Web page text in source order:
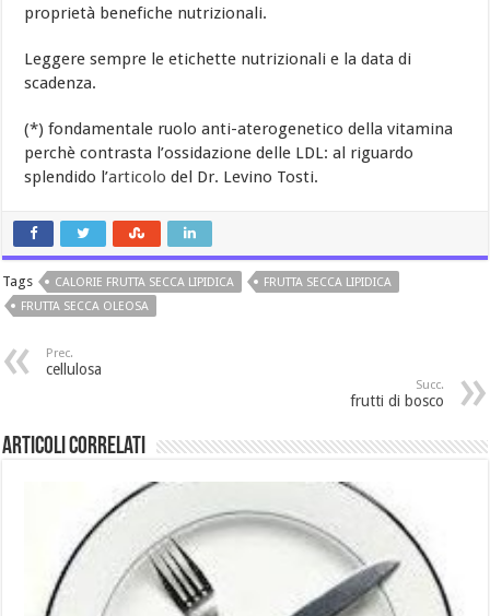
proprietà benefiche nutrizionali.
Leggere sempre le etichette nutrizionali e la data di
scadenza.
(*) fondamentale ruolo anti-aterogenetico della vitamina
perchè contrasta l’ossidazione delle LDL: al riguardo
splendido l’articolo del Dr. Levino Tosti.
Tags CALORIE FRUTTA SECCA LIPIDICA
FRUTTA SECCA LIPIDICA
FRUTTA SECCA OLEOSA
Prec.
cellulosa
Succ.
frutti di bosco
Articoli Correlati